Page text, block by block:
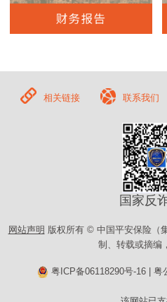
相关链接 联系我们
国家反
网站声明 版权所有 © 中国平安保险（
制、转载或摘编
粤ICP备06118290号-16 |粤